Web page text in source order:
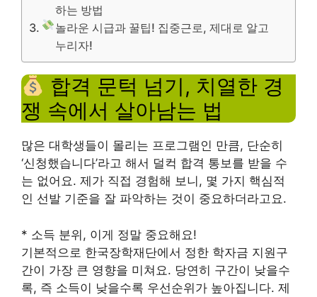
하는 방법
놀라운 시급과 꿀팁! 집중근로, 제대로 알고
누리자!
합격 문턱 넘기, 치열한 경
쟁 속에서 살아남는 법
많은 대학생들이 몰리는 프로그램인 만큼, 단순히
‘신청했습니다’라고 해서 덜컥 합격 통보를 받을 수
는 없어요. 제가 직접 경험해 보니, 몇 가지 핵심적
인 선발 기준을 잘 파악하는 것이 중요하더라고요.
* 소득 분위, 이게 정말 중요해요!
기본적으로 한국장학재단에서 정한 학자금 지원구
간이 가장 큰 영향을 미쳐요. 당연히 구간이 낮을수
록, 즉 소득이 낮을수록 우선순위가 높아집니다. 제